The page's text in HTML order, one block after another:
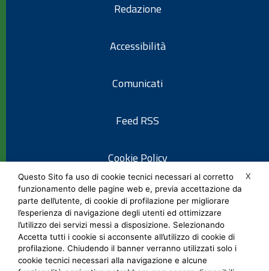
Redazione
Accessibilità
Comunicati
Feed RSS
Cookie Policy
Informativa privacy
Note legali
X
Questo Sito fa uso di cookie tecnici necessari al corretto
funzionamento delle pagine web e, previa accettazione da
parte dell’utente, di cookie di profilazione per migliorare
l’esperienza di navigazione degli utenti ed ottimizzare
l’utilizzo dei servizi messi a disposizione. Selezionando
Accetta tutti i cookie si acconsente all’utilizzo di cookie di
profilazione. Chiudendo il banner verranno utilizzati solo i
cookie tecnici necessari alla navigazione e alcune